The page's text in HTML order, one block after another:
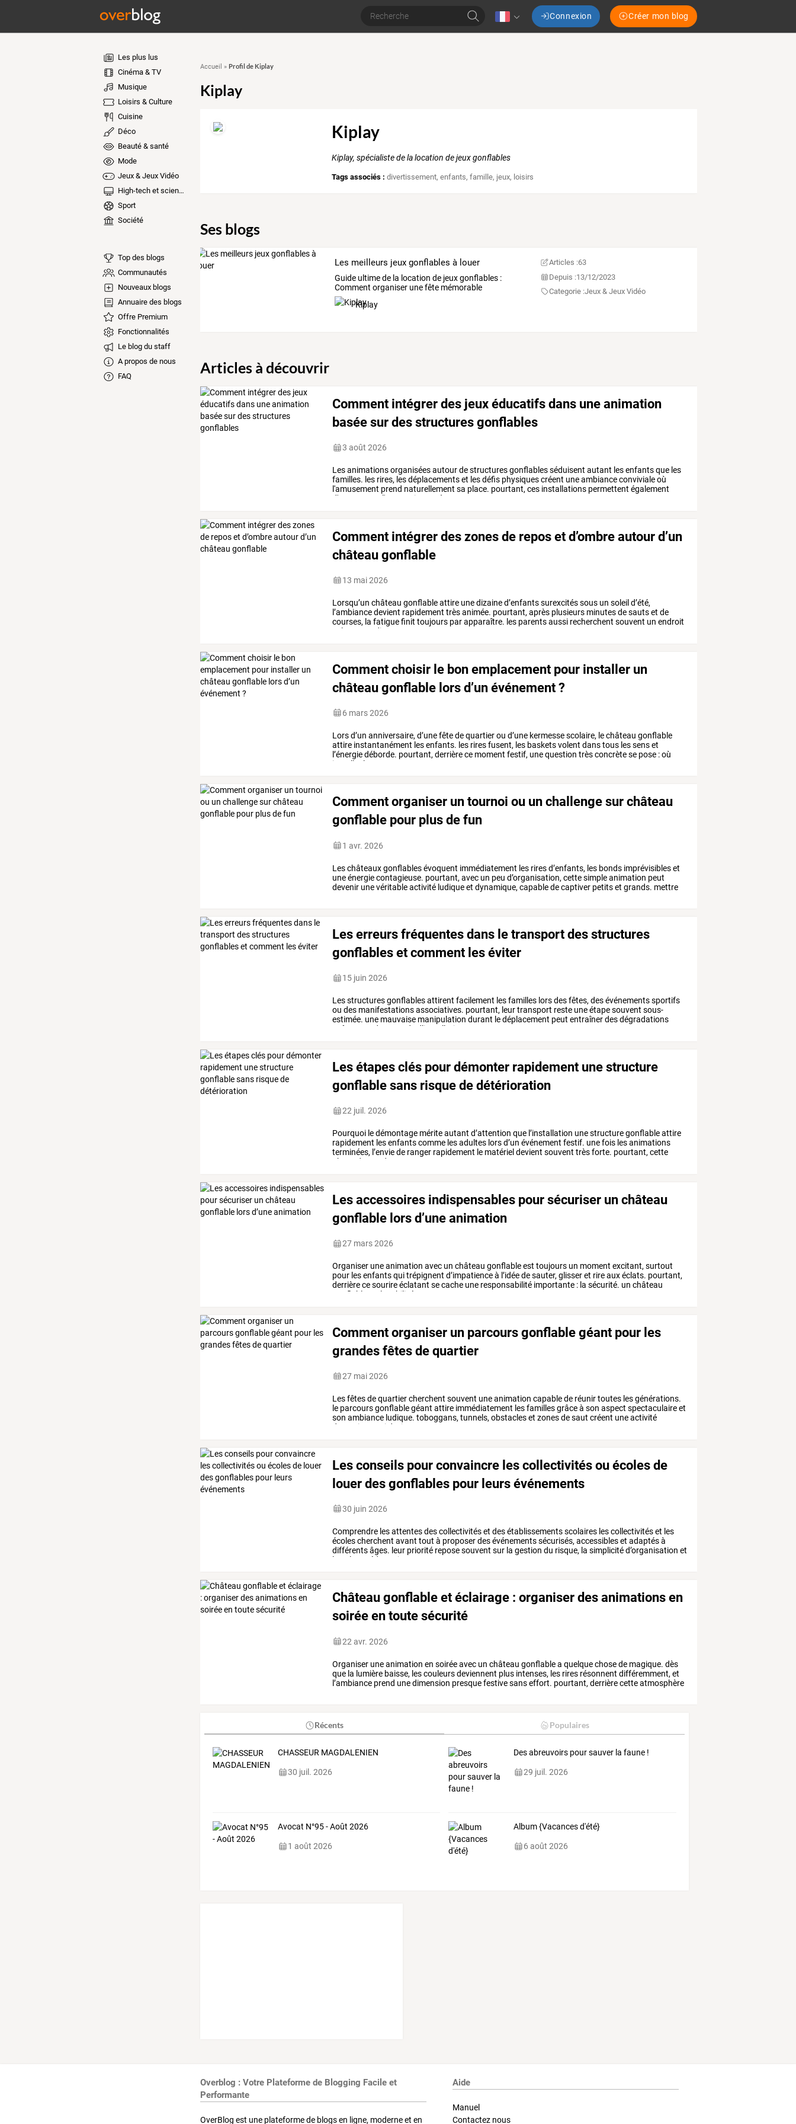
Connexion Créer mon blog
Les plus lus
Cinéma & TV
Musique
Loisirs & Culture
Cuisine
Déco
Beauté & santé
Mode
Jeux & Jeux Vidéo
High-tech et sciences
Sport
Société
Top des blogs
Communautés
Nouveaux blogs
Annuaire des blogs
Offre Premium
Fonctionnalités
Le blog du staff
A propos de nous
FAQ
Accueil » Profil de Kiplay
Kiplay
Kiplay
Kiplay, spécialiste de la location de jeux gonflables
Tags associés : divertissement,enfants,famille, jeux, loisirs
Ses blogs
Les meilleurs jeux gonflables à louer
Guide ultime de la location de jeux gonflables :
Comment organiser une fête mémorable
Kiplay
Articles :63
Depuis :13/12/2023
Categorie :Jeux & Jeux Vidéo
Articles à découvrir
Comment intégrer des jeux éducatifs dans une animation
basée sur des structures gonflables
3 août 2026
Lesanimationsorganiséesautourdestructuresgonflablesséduisent autant lesenfantsque les
familles. les rires, lesdéplacementset lesdéfis physiquescréent uneambianceconvivialeoù
l'amusement prend naturellement sa place. pourtant, ces installations permettent également
d'encourager
l'apprentissage à
Comment intégrer des zones de repos et d’ombre autour d’un
château gonflable
13 mai 2026
Lorsqu’un château gonflableattire unedizained’enfantssurexcitéssous un soleil d’été,
l’ambiancedevient rapidement trèsanimée. pourtant, après plusieurs minutesdesautset de
courses, la fatiguefinit toujours parapparaître. les parentsaussi recherchent souvent un endroit
calme
discuter
Comment choisir le bon emplacement pour installer un
château gonflable lors d’un événement ?
6 mars 2026
Lorsd’un anniversaire, d’unefêtedequartierou d’une kermessescolaire, lechâteau gonflable
attire instantanément lesenfants. les riresfusent, les basketsvolent danstous lessenset
l’énergiedéborde. pourtant, derrièrece moment festif, unequestion trèsconcrètese pose :où
installer
la
Comment organiser un tournoi ou un challenge sur château
gonflable pour plus de fun
1 avr. 2026
Leschâteauxgonflablesévoquent immédiatement les riresd’enfants, les bonds imprévisibleset
uneénergiecontagieuse. pourtant, avec un peu d’organisation, cettesimpleanimation peut
devenir unevéritableactivité ludiqueet dynamique, capabledecaptiver petitset grands. mettre
Les erreurs fréquentes dans le transport des structures
gonflables et comment les éviter
15 juin 2026
Lesstructuresgonflablesattirent facilement lesfamilles lorsdesfêtes,desévénementssportifs
ou des manifestationsassociatives. pourtant, leurtransport reste uneétapesouvent sous-
estimée. une mauvaise manipulation durant ledéplacement peut entraînerdesdégradations
coûteuses,
des retards d’installation
Les étapes clés pour démonter rapidement une structure
gonflable sans risque de détérioration
22 juil. 2026
Pourquoi ledémontage mériteautant d’attention que l’installation unestructuregonflableattire
rapidement lesenfantscomme lesadultes lorsd’un événement festif. unefois lesanimations
terminées, l’enviede ranger rapidement le matériel devient souvent trèsforte. pourtant,cette
phase
demande
Les accessoires indispensables pour sécuriser un château
gonflable lors d’une animation
27 mars 2026
Organiser uneanimation avec un château gonflableest toujours un moment excitant, surtout
pour lesenfantsquitrépignent d’impatienceà l’idéedesauter, glisseret rireauxéclats. pourtant,
derrièrecesourireéclatant secache une responsabilité importante : la sécurité. un château
gonflable
mal stabilisé
Comment organiser un parcours gonflable géant pour les
grandes fêtes de quartier
27 mai 2026
Lesfêtesdequartiercherchent souvent uneanimation capablede réunirtoutes lesgénérations.
le parcoursgonflablegéant attire immédiatement lesfamillesgrâceà son aspect spectaculaireet
son ambiance ludique. toboggans, tunnels, obstacleset zonesdesaut créent uneactivité
dynamique
qui devient
Les conseils pour convaincre les collectivités ou écoles de
louer des gonflables pour leurs événements
30 juin 2026
Comprendre lesattentesdescollectivitéset desétablissementsscolaires lescollectivitéset les
écolescherchent avant tout à proposerdesévénementssécurisés, accessibleset adaptésà
différentsâges. leur priorité reposesouvent sur la gestion du risque, la simplicitéd’organisation et
la
valeur pédagogique
Château gonflable et éclairage : organiser des animations en
soirée en toute sécurité
22 avr. 2026
Organiser uneanimation en soiréeavec un château gonflablea quelquechosede magique. dès
que la lumière baisse, lescouleursdeviennent plus intenses, les rires résonnent différemment, et
l’ambiance prend unedimension presquefestivesanseffort. pourtant, derrièrecetteatmosphère
Récents Populaires
CHASSEUR MAGDALENIEN
30 juil. 2026
Des abreuvoirs pour sauver la faune !
29 juil. 2026
Avocat N°95 - Août 2026
1 août 2026
Album {Vacances d'été}
6 août 2026
Overblog : Votre Plateforme de Blogging Facile et
Performante
OverBlog est une plateforme de blogs en ligne, moderne et en
Aide
Manuel
Contactez nous